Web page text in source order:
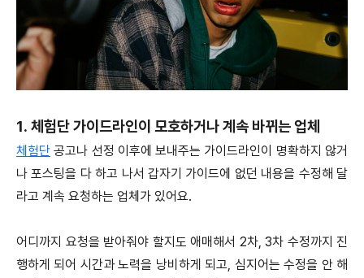
1. 체험단 가이드라인이 모호하거나 계속 바뀌는 업체
체험단 공고나 선정 이후에 보내주는 가이드라인이 명확하지 않거
나 포스팅을 다 하고 나서 갑자기 가이드에 없던 내용을 수정해 달
라고 계속 요청하는 업체가 있어요.
어디까지 요청을 받아줘야 할지도 애매해서 2차, 3차 수정까지 진
행하게 되어 시간과 노력을 낭비하게 되고, 심지어는 수정을 안 해